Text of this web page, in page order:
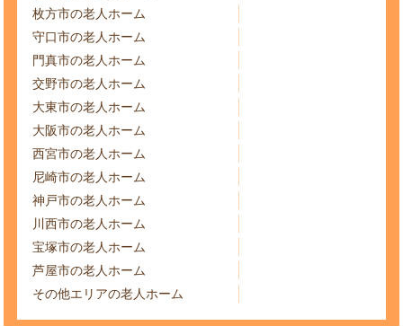
枚方市の老人ホーム
守口市の老人ホーム
門真市の老人ホーム
交野市の老人ホーム
大東市の老人ホーム
大阪市の老人ホーム
西宮市の老人ホーム
尼崎市の老人ホーム
神戸市の老人ホーム
川西市の老人ホーム
宝塚市の老人ホーム
芦屋市の老人ホーム
その他エリアの老人ホーム